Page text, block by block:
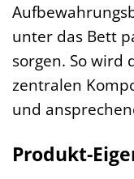
unter das Bett
sorgen. So wird
zentralen
und
Produkt-